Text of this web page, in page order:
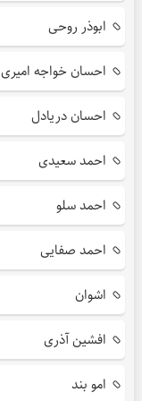
ابوذر روحی
احسان خواجه امیری
احسان دریادل
احمد سعیدی
احمد سلو
احمد صفایی
اشوان
افشین آذری
امو بند